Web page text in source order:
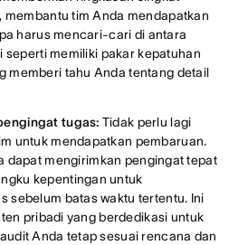
membantu tim Anda mendapatkan
harus mencari-cari di antara
seperti memiliki pakar kepatuhan
memberi tahu Anda tentang detail
tugas: Tidak perlu lagi
untuk mendapatkan pembaruan.
dapat mengirimkan pengingat tepat
kepentingan untuk
sebelum batas waktu tertentu. Ini
pribadi yang berdedikasi untuk
Anda tetap sesuai rencana dan